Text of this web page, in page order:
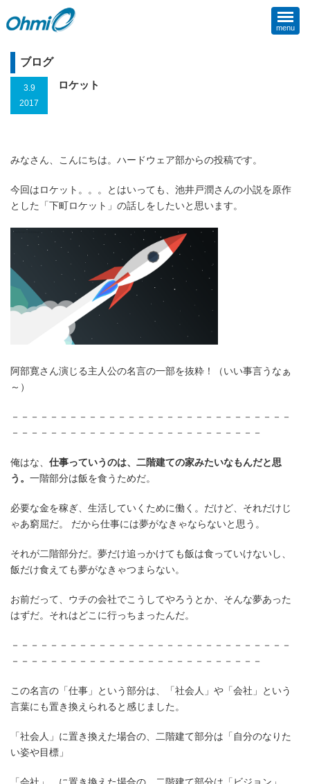
menu
ブログ
3.9
2017
ロケット
みなさん、こんにちは。ハードウェア部からの投稿です。
今回はロケット。。。とはいっても、池井戸潤さんの小説を原作
とした「下町ロケット」の話しをしたいと思います。
阿部寛さん演じる主人公の名言の一部を抜粋！（いい事言うなぁ
～）
－－－－－－－－－－－－－－－－－－－－－－－－－－－－－
－－－－－－－－－－－－－－－－－－－－－－－－－－
俺はな、 仕事っていうのは、二階建ての家みたいなもんだと思
う。 一階部分は飯を食うためだ。
必要な金を稼ぎ、生活していくために働く。だけど、それだけじ
ゃあ窮屈だ。 だから仕事には夢がなきゃならないと思う。
それが二階部分だ。夢だけ追っかけても飯は食っていけないし、
飯だけ食えても夢がなきゃつまらない。
お前だって、ウチの会社でこうしてやろうとか、そんな夢あった
はずだ。それはどこに行っちまったんだ。
－－－－－－－－－－－－－－－－－－－－－－－－－－－－－
－－－－－－－－－－－－－－－－－－－－－－－－－－
この名言の「仕事」という部分は、「社会人」や「会社」という
言葉にも置き換えられると感じました。
「社会人」に置き換えた場合の、二階建て部分は「自分のなりた
い姿や目標」
「会社」 に置き換えた場合の、二階建て部分は「ビジョン」